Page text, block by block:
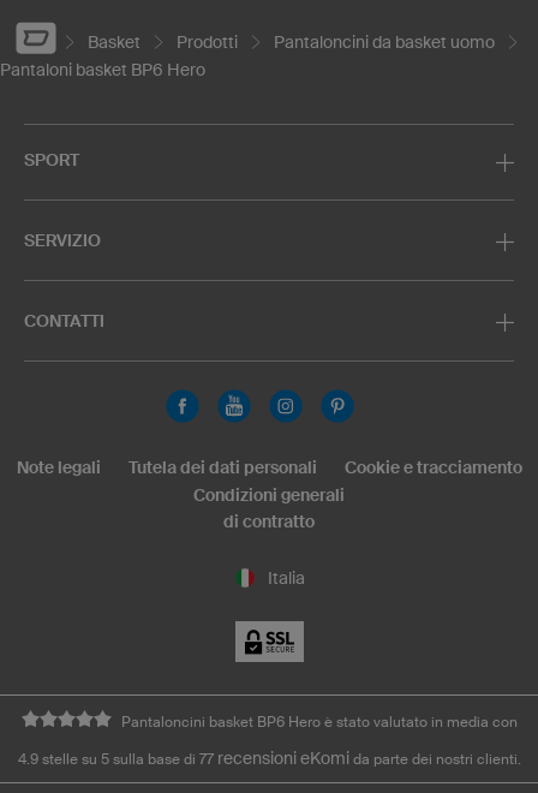
Basket Prodotti
Pantaloncini da basket uomo
Pantaloni basket BP6 Hero
SPORT
SERVIZIO
CONTATTI
Italia
Note legali Tutela dei dati personali
Cookie e tracciamento
Condizioni generali
di contratto
Pantaloncini basket BP6 Hero è stato valutato in media con
4.9 stelle su 5 sulla base di 77 recensioni eKomi da parte dei nostri clienti.